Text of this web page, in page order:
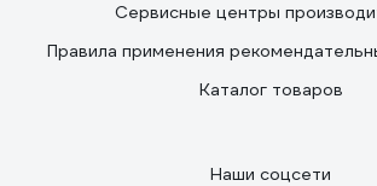
Сервисные центры
Правила применения
Каталог товаров
Наши соцсети